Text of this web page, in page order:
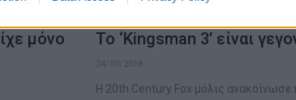
μόνο
Το ‘Kingsman 3’ είναι
24/09/2018
Η 20th Century Fox μόλις